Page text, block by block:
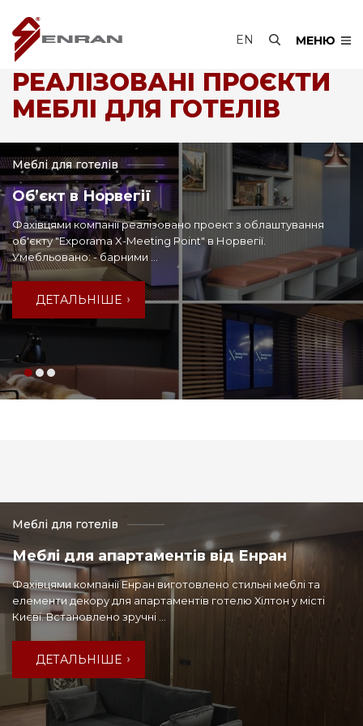
EN МЕНЮ
РЕАЛІЗОВАНІ ПРОЄКТИ
МЕБЛІ ДЛЯ ГОТЕЛІВ
Меблі для готелів
Об’єкт в Норвегії
Фахівцями компанії реалізовано проект з облаштування
об'єкту "Exporama X-Meeting Point" в Норвегії.
Умебльовано: - барними ...
ДЕТАЛЬНІШЕ
ДЕТАЛЬНІШЕ
ДЕТАЛЬНІШЕ
Меблі для готелів
Меблі для апартаментів від Енран
Фахівцями компанії Енран виготовлено стильні меблі та
елементи декору для апартаментів готелю Хілтон у місті
Києві. Встановлено зручні ...
ДЕТАЛЬНІШЕ
ДЕТАЛЬНІШЕ
ДЕТАЛЬНІШЕ
ДЕТАЛЬНІШЕ
ДЕТАЛЬНІШЕ
ДЕТАЛЬНІШЕ
ДЕТАЛЬНІШЕ
ДЕТАЛЬНІШЕ
ДЕТАЛЬНІШЕ